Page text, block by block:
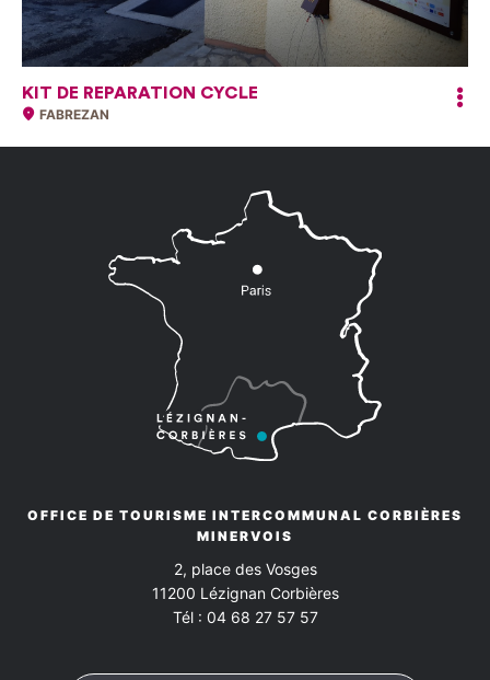
KIT DE REPARATION CYCLE
FABREZAN
OFFICE DE TOURISME INTERCOMMUNAL CORBIÈRES
MINERVOIS
2, place des Vosges
11200 Lézignan Corbières
Tél : 04 68 27 57 57